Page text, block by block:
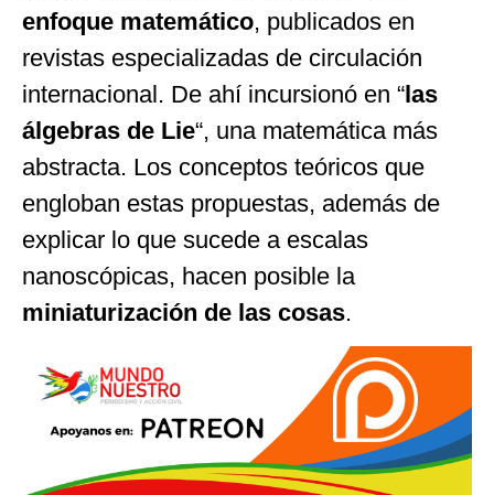
enfoque matemático, publicados en
revistas especializadas de circulación
internacional. De ahí incursionó en “las
álgebras de Lie“, una matemática más
abstracta. Los conceptos teóricos que
engloban estas propuestas, además de
explicar lo que sucede a escalas
nanoscópicas, hacen posible la
miniaturización de las cosas.